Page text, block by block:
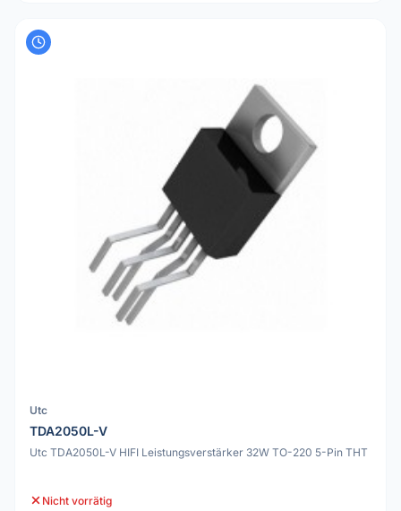
Utc
TDA2050L-V
Utc TDA2050L-V HIFI Leistungsverstärker 32W TO-220 5-Pin THT
Nicht vorrätig